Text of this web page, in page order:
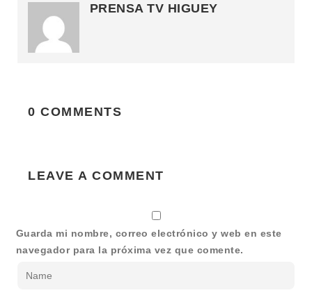
PRENSA TV HIGUEY
0 COMMENTS
LEAVE A COMMENT
Guarda mi nombre, correo electrónico y web en este
navegador para la próxima vez que comente.